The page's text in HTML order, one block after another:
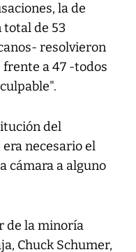
la de
total de 53
resolvieron
a 47 -todos
del
necesario el
cámara a alguno
de la minoría
Chuck Schumer,